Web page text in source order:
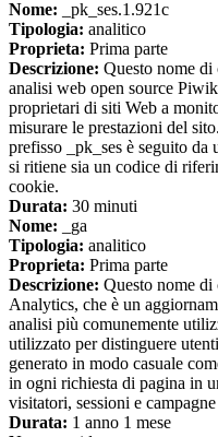
Nome: _pk_ses.1.921c
Tipologia: analitico
Proprieta: Prima parte
Descrizione: Questo nome di
analisi web open source
proprietari di siti Web a
misurare le prestazioni del
prefisso _pk_ses è seguito da
si ritiene sia un codice di
cookie.
Durata: 30 minuti
Nome: _ga
Tipologia: analitico
Proprieta: Prima parte
Descrizione: Questo nome di
Analytics, che è un
analisi più comunemente
utilizzato per distinguere
generato in modo casuale
in ogni richiesta di pagina in
visitatori, sessioni e
Durata: 1 anno 1 mese